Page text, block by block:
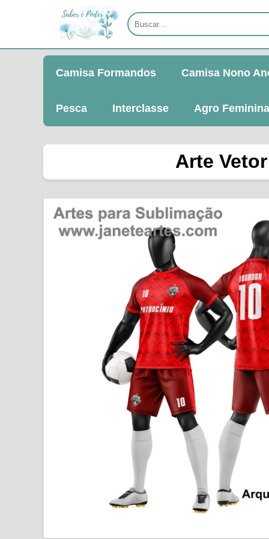
Camisa Formandos Camisa Nono
Pesca Interclasse Agro Feminina
Arte